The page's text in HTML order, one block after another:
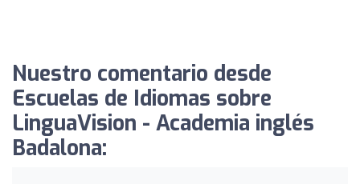
Nuestro comentario desde
Escuelas de Idiomas sobre
LinguaVision - Academia inglés
Badalona: